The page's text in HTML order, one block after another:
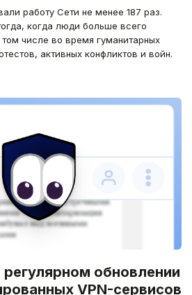
работу Сети не менее 187 раз.
когда люди больше всего
числе во время гуманитарных
активных конфликтов и войн.
обновлении
VPN-сервисов